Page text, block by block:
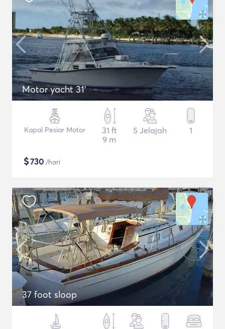
Motor yacht 31'
Kapal Pesiar Motor
31 ft
9 m
5 Jelajah 1
$730 /hari
37 foot sloop